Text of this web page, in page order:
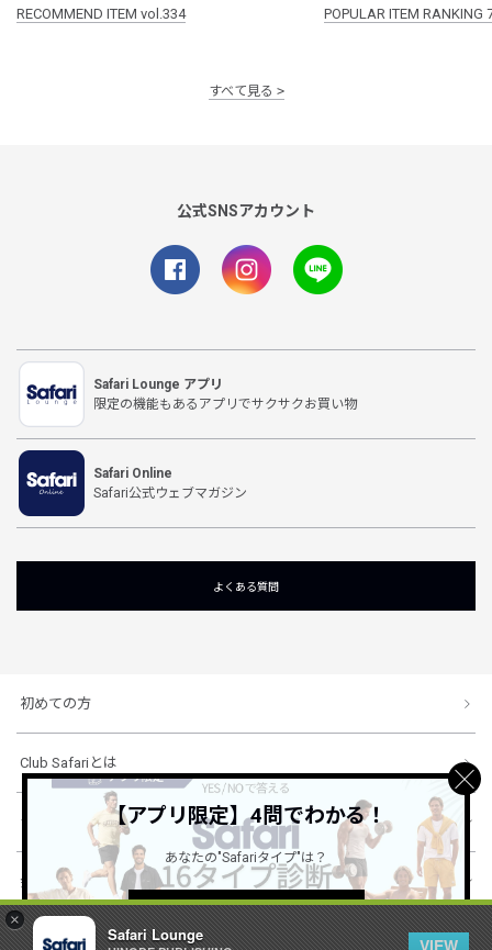
×
Safari Lounge
VIEW
RECOMMEND ITEM vol.334
POPULAR ITEM
すべて見る
公式SNSアカウント
Safari Lounge アプリ
限定の機能もあるアプリでサクサクお買い物
Safari Online
Safari公式ウェブマガジン
よくある質問
初めての方
Club Safariとは
ショッピングガイド
会社概要・規約
【アプリ限定】4問でわかる！
あなたの"Safariタイプ"は？
詳しくはこちら ＞